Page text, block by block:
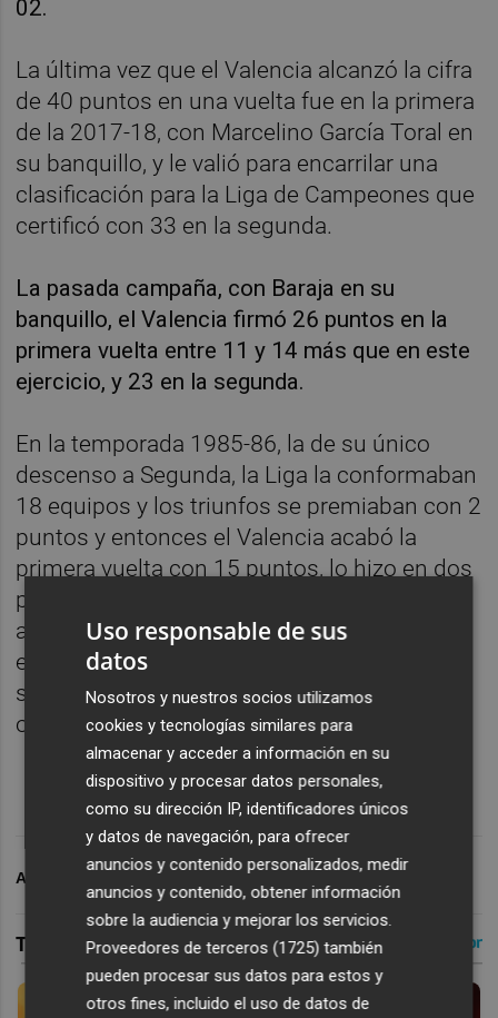
02.
La última vez que el Valencia alcanzó la cifra
de 40 puntos en una vuelta fue en la primera
de la 2017-18, con Marcelino García Toral en
su banquillo, y le valió para encarrilar una
clasificación para la Liga de Campeones que
certificó con 33 en la segunda.
La pasada campaña, con Baraja en su
banquillo, el Valencia firmó 26 puntos en la
primera vuelta entre 11 y 14 más que en este
ejercicio, y 23 en la segunda.
En la temporada 1985-86, la de su único
descenso a Segunda, la Liga la conformaban
18 equipos y los triunfos se premiaban con 2
puntos y entonces el Valencia acabó la
primera vuelta con 15 puntos, lo hizo en dos
partidos menos de los que disputa
actualmente y con unos resultados que con
el actual sistema de puntuación hubieran
sido 20, pues ganó cinco partidos, empató
otros tantos y perdió siete.
ARCHIVADO EN VALENCIA CF
Uso responsable de sus
datos
Nosotros y nuestros socios utilizamos
cookies y tecnologías similares para
almacenar y acceder a información en su
dispositivo y procesar datos personales,
como su dirección IP, identificadores únicos
y datos de navegación, para ofrecer
anuncios y contenido personalizados, medir
anuncios y contenido, obtener información
sobre la audiencia y mejorar los servicios.
Proveedores de terceros (1725) también
pueden procesar sus datos para estos y
otros fines, incluido el uso de datos de